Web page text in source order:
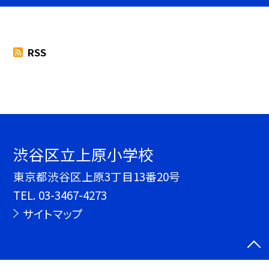
RSS
渋谷区立上原小学校
東京都渋谷区上原3丁目13番20号
TEL. 03-3467-4273
サイトマップ